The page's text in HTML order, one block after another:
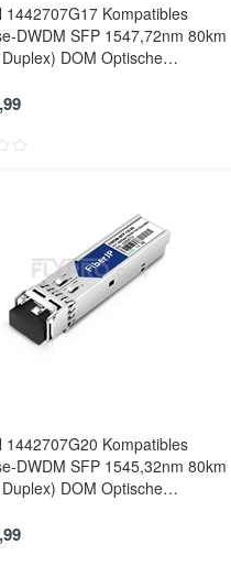
1442707G17 Kompatibles
DWDM SFP 1547,72nm 80km
DOM Optische
1442707G20 Kompatibles
DWDM SFP 1545,32nm 80km
DOM Optische